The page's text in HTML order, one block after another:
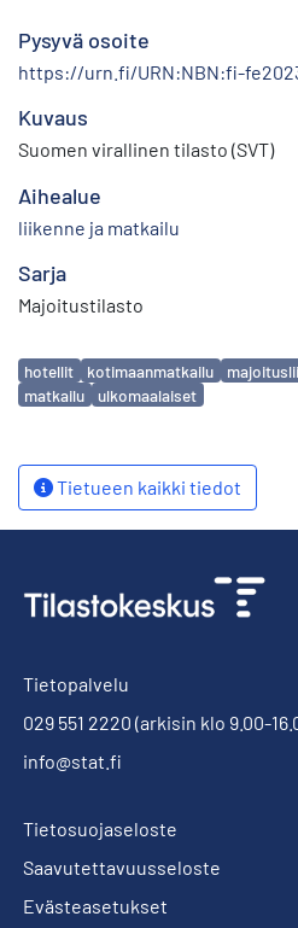
Pysyvä osoite
https://urn.fi/URN:NBN:fi-
Kuvaus
Suomen virallinen tilasto (SVT)
Aihealue
liikenne ja matkailu
Sarja
Majoitustilasto
Avainsanat
hotellit kotimaanmatkailu
matkailu
ulkomaalaiset
Tietueen kaikki tiedot
Tietopalvelu
029 551 2220 (arkisin klo 9.00-
info@stat.fi
Tietosuojaseloste
Saavutettavuusseloste
Evästeasetukset